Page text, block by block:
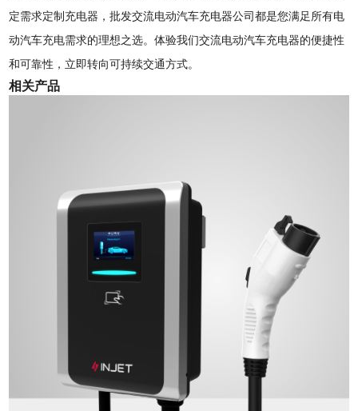
定需求定制充电器，批发交流电动汽车充电器公司都是您满足所有电
动汽车充电需求的理想之选。体验我们交流电动汽车充电器的便捷性
和可靠性，立即转向可持续交通方式。
相关产品